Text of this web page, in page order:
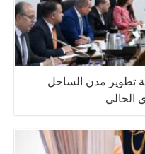
تطوير مدن الساحل
الحالي